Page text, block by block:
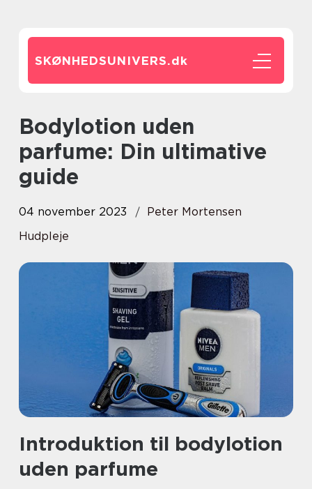
SKØNHEDSUNIVERS.dk
Bodylotion uden
parfume: Din ultimative
guide
04 november 2023
Peter Mortensen
Hudpleje
Introduktion til bodylotion
uden parfume